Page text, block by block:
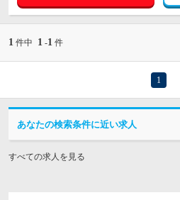
1 件中 1 -1 件
1
あなたの検索条件に近い求人
すべての求人を見る